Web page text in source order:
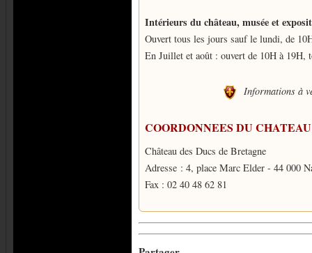
Intérieurs du château, musée et
Ouvert tous les jours sauf le lundi, de
En Juillet et août : ouvert de 10H à 19H,
Informations à
COORDONNEES DU
Château des Ducs de Bretagne
Adresse : 4, place Marc Elder - 44 000
Fax : 02 40 48 62 81